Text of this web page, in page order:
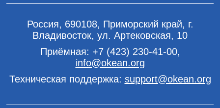
Россия, 690108, Приморский край, г.
Владивосток, ул. Артековская, 10
Приёмная: +7 (423) 230-41-00,
info@okean.org
Техническая поддержка: support@okean.org